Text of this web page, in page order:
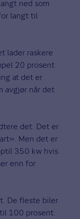
ned som
langt til
lader raskere
20 prosent
at det er
avgjør når det
det. Det er
Men det er
350 kw hvis
enn for
De fleste biler
100 prosent.